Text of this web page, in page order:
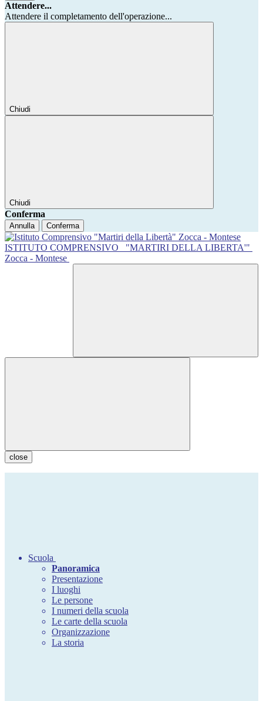
Attendere...
Attendere il completamento dell'operazione...
Chiudi
Chiudi
Conferma
Annulla Conferma
ISTITUTO COMPRENSIVO
"MARTIRI DELLA LIBERTA'"
Zocca - Montese
close
Scuola
Panoramica
Presentazione
I luoghi
Le persone
I numeri della scuola
Le carte della scuola
Organizzazione
La storia